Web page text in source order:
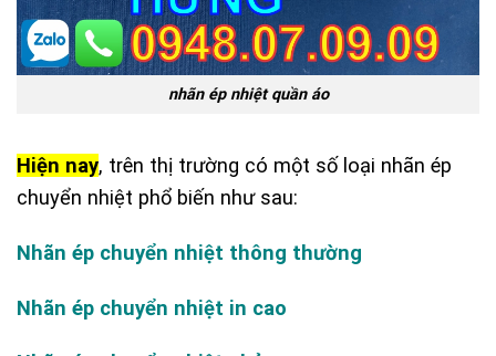
nhãn ép nhiệt quần áo
Hiện nay, trên thị trường có một số loại nhãn ép
chuyển nhiệt phổ biến như sau:
Nhãn ép chuyển nhiệt thông thường
Nhãn ép chuyển nhiệt in cao